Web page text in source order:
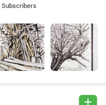
Subscribers